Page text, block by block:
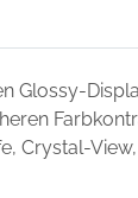
Glossy-
Crystal-